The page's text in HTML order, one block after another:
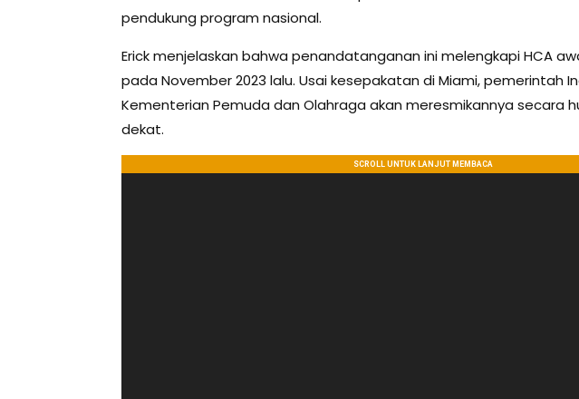
pendukung program nasional.
Erick menjelaskan bahwa penandatanganan ini melengkapi HCA
pada November 2023 lalu. Usai kesepakatan di Miami, pemerintah
Kementerian Pemuda dan Olahraga akan meresmikannya secara
dekat.